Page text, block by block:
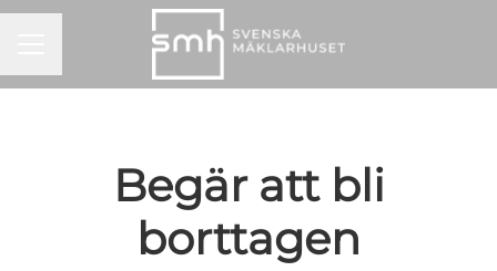
Begär att bli
borttagen